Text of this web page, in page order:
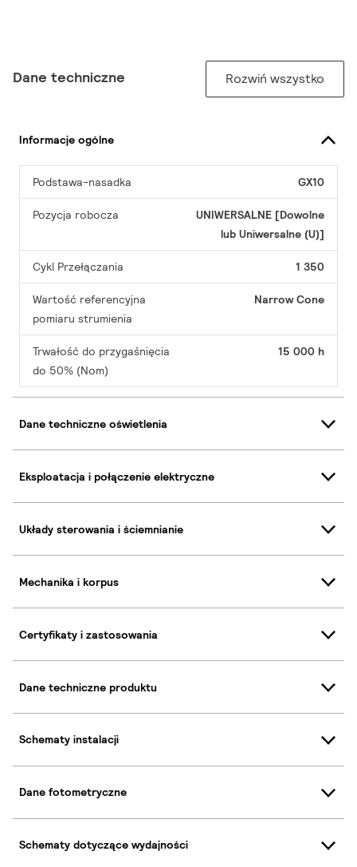
Dane techniczne Rozwiń wszystko
Informacje ogólne
Podstawa-nasadka GX10
Pozycja robocza
UNIWERSALNE [Dowolne
lub Uniwersalne (U)]
Cykl Przełączania 1 350
Wartość referencyjna
pomiaru strumienia
Narrow Cone
Trwałość do przygaśnięcia
do 50% (Nom)
15 000 h
Dane techniczne oświetlenia
Eksploatacja i połączenie elektryczne
Układy sterowania i ściemnianie
Mechanika i korpus
Certyfikaty i zastosowania
Dane techniczne produktu
Schematy instalacji
Dane fotometryczne
Schematy dotyczące wydajności